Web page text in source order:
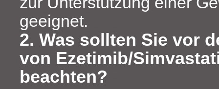
geeignet.
2. Was sollten Sie vor
von Ezetimib/
beachten?